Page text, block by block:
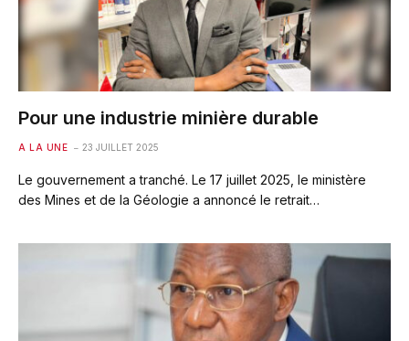
Pour une industrie minière durable
A LA UNE 23 JUILLET 2025
Le gouvernement a tranché. Le 17 juillet 2025, le ministère
des Mines et de la Géologie a annoncé le retrait…